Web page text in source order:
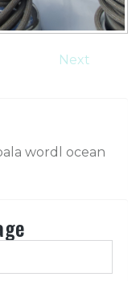
Next
wordl ocean